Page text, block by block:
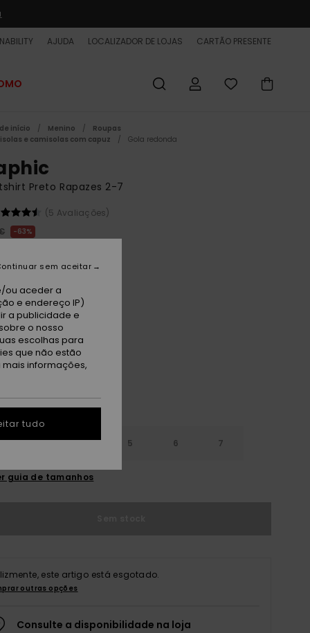
AJUDA LOCALIZADOR DE LOJAS CARTÃO PRESENTE
início Menino
Roupas
e camisolas com capuz
Gola redonda
Preto Rapazes 2-7
(5 Avaliações)
63%
PROMO 25% EXTRA
3 4 5 6 7
guia de tamanhos
este artigo está esgotado.
outras opções
Consulte a disponibilidade na loja
ou aceder a
e endereço IP)
a publicidade e
o nosso
escolhas para
que não estão
informações,
sem aceitar
tudo